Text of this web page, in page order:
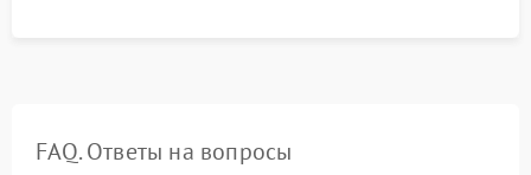
FAQ. Ответы на вопросы